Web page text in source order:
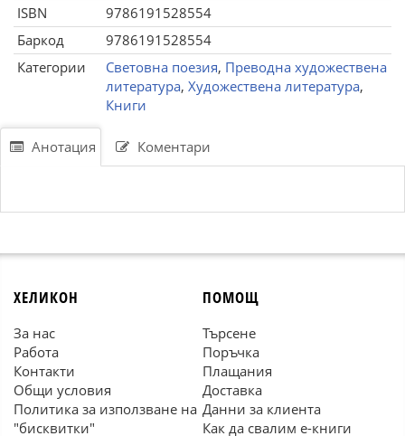
ISBN
9786191528554
Баркод
9786191528554
Категории
Световна поезия, Преводна художествена
литература, Художествена литература,
Книги
Анотация Коментари
ХЕЛИКОН
За нас
Работа
Контакти
Общи условия
Политика за използване на
"бисквитки"
ПОМОЩ
Търсене
Поръчка
Плащания
Доставка
Данни за клиента
Как да свалим е-книги